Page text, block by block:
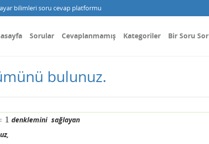
bilimleri soru cevap platformu
Sorular Cevaplanmamış Kategoriler Bir Soru Sor
bulunuz.
1 denklemini sağlayan